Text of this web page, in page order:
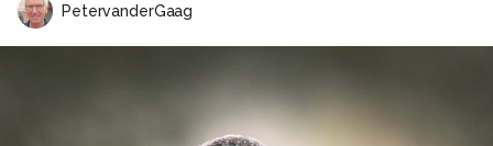
PetervanderGaag